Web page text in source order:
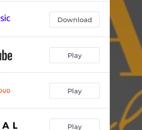
Download
Play
Play
Play